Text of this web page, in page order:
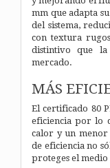
mm que adapta
del sistema,
con textura
distintivo que
mercado.
MÁS
El certificado 80
eficiencia por lo
calor y un menor
de eficiencia no
proteges el medio